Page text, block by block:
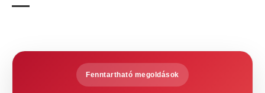
Fenntartható megoldások